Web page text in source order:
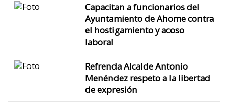
Capacitan a funcionarios del
Ayuntamiento de Ahome contra
el hostigamiento y acoso
laboral
Refrenda Alcalde Antonio
Menéndez respeto a la libertad
de expresión